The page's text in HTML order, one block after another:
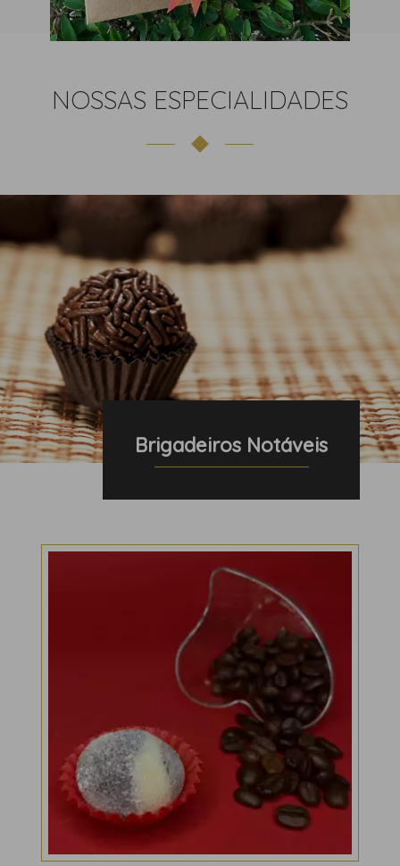
NOSSAS ESPECIALIDADES
Brigadeiros Notáveis
Este sítio não armazena cookies.
operados por nós. Esteja ciente de que não temos controle sobre
o conteúdo e práticas desses sítios e não podemos aceitar
plataformas, sendo de sua responsabilidade aceitá-las ou rejeitá-
DIREITO DOS UTILIZADORES
A qualquer momento o utilizador pode pode requisitar
informações, acesso, portabilidade, rectificação e eliminação dos
seus dados, bastando enviar mensagem para o endereço
eletrónicocontato@brcacau.pt.
BRCACAU
Leiria, 30 de novembro de 2021